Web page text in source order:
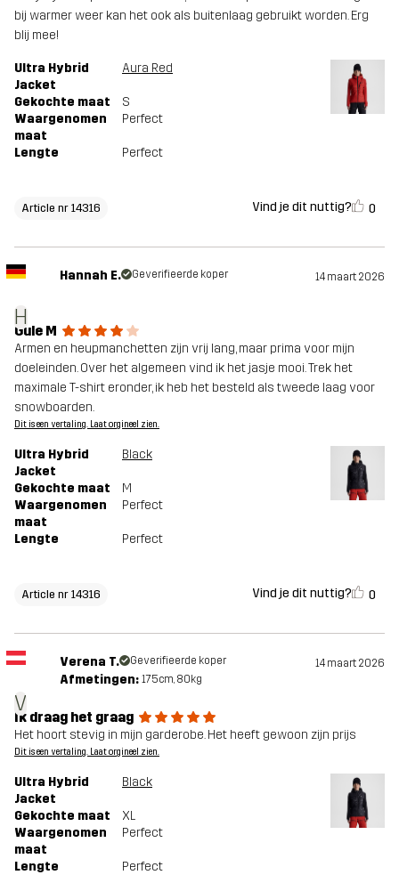
bij warmer weer kan het ook als buitenlaag gebruikt worden. Erg
blij mee!
Ultra Hybrid
Jacket
Aura Red
Gekochte maat
S
Waargenomen
maat
Perfect
Lengte Perfect
Article nr 14316 Vind je dit nuttig? 0
H
Hannah E. Geverifieerde koper 14 maart 2026
Gule M
Armen en heupmanchetten zijn vrij lang, maar prima voor mijn
doeleinden. Over het algemeen vind ik het jasje mooi. Trek het
maximale T-shirt eronder, ik heb het besteld als tweede laag voor
snowboarden.
Dit is een vertaling. Laat orgineel zien.
Ultra Hybrid
Jacket
Black
Gekochte maat
M
Waargenomen
maat
Perfect
Lengte Perfect
Article nr 14316 Vind je dit nuttig? 0
V
Verena T. Geverifieerde koper 14 maart 2026
Afmetingen: 175cm, 80kg
Ik draag het graag
Het hoort stevig in mijn garderobe. Het heeft gewoon zijn prijs
Dit is een vertaling. Laat orgineel zien.
Ultra Hybrid
Jacket
Black
Gekochte maat
XL
Waargenomen
maat
Perfect
Lengte Perfect